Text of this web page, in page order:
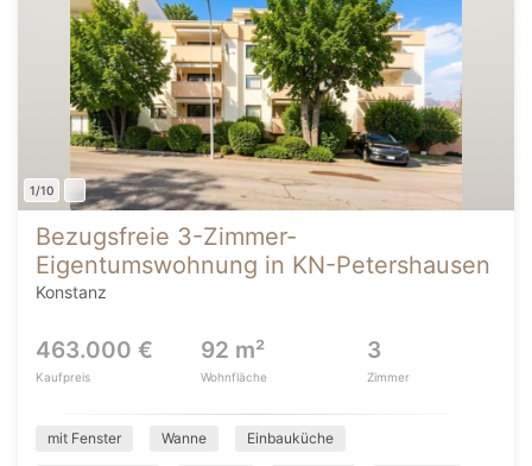
1/10
Bezugsfreie 3-Zimmer-
Eigentumswohnung in KN-Petershausen
Konstanz
463.000 €
Kaufpreis
92 m²
Wohnfläche
3
Zimmer
mit Fenster Wanne Einbauküche